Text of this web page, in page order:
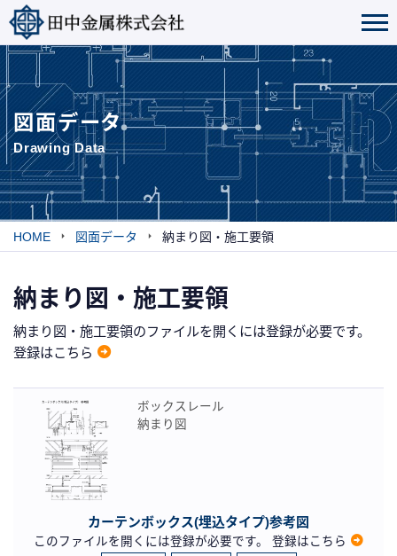
図面データ
Drawing Data
HOME 図面データ 納まり図・施工要領
納まり図・施工要領
納まり図・施工要領のファイルを開くには登録が必要です。
登録はこちら
ボックスレール
納まり図
カーテンボックス(埋込タイプ)参考図
このファイルを開くには登録が必要です。登録はこちら